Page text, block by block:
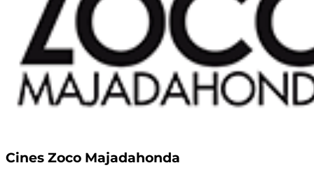
Cines Zoco Majadahonda